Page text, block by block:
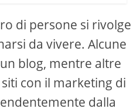
di persone si rivolge
da vivere. Alcune
blog, mentre altre
con il marketing di
dalla